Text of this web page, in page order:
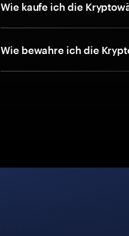
Wie kaufe ich die
Wie bewahre ich die